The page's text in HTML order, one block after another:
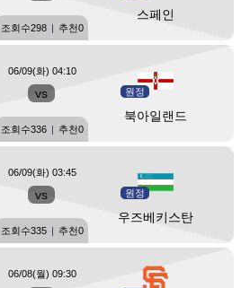
스페인
조회수298 | 추천0
vs 원정
북아일랜드
06/09(화) 04:10
조회수336 | 추천0
vs 원정
우즈베키스탄
06/09(화) 03:45
조회수335 | 추천0
06/08(월) 09:30